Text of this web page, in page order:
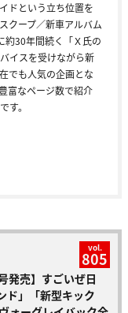
ドという立ち位置を
クープ／新車アルバム
約30年間続く「Ｘ氏の
イスを受けながら新
でも人気の企画とな
富なページ数で紹介
す。
vol.
805
発売】すごいぜ日
ド」「新型キック